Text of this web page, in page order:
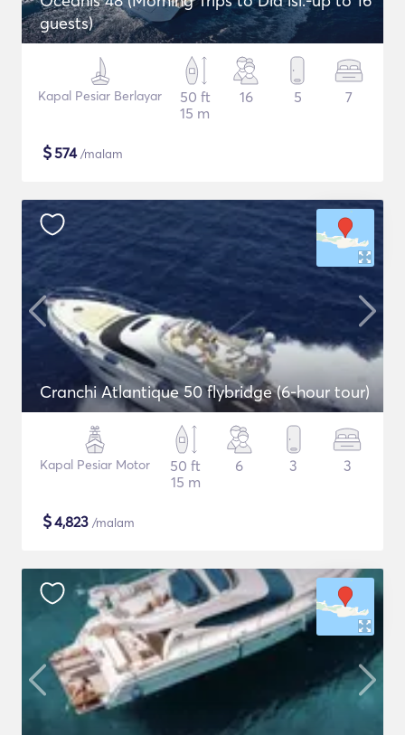
guests)
Kapal Pesiar Berlayar
50 ft
15 m
16 5 7
$574/malam
Cranchi Atlantique 50 flybridge (6-hour tour)
Kapal Pesiar Motor
50 ft
15 m
6 3 3
$4,823 /malam